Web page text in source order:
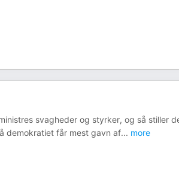
svagheder og styrker, og så stiller
demokratiet får mest gavn af... more